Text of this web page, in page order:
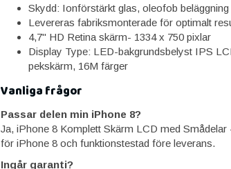
Skydd: Ionförstärkt glas, oleofob beläggning
Levereras fabriksmonterade för optimalt
4,7" HD Retina skärm- 1334 x 750 pixlar
Display Type: LED-bakgrundsbelyst IPS
pekskärm, 16M färger
Vanliga frågor
Passar delen min iPhone 8?
Ja, iPhone 8 Komplett Skärm LCD med Smådelar
för iPhone 8 och funktionstestad före leverans.
Ingår garanti?